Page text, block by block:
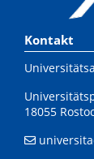
Kontakt
18055